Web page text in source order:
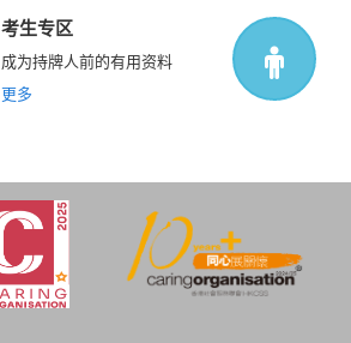
考生专区
成为持牌人前的有用资料
更多